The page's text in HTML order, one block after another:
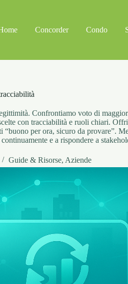
Concorder Condo
Confrontiamo voto di
con tracciabilità e ruoli chiari.
“buono per ora, sicuro da provare”.
e a rispondere a
Guide & Risorse, Aziende